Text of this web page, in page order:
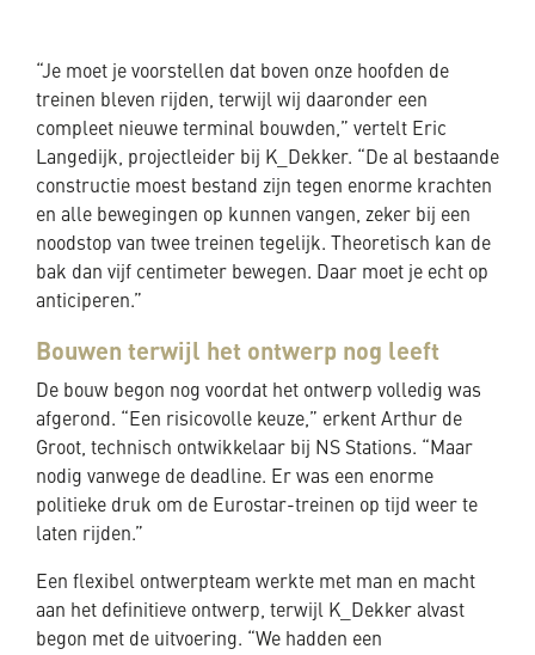
“Je moet je voorstellen dat boven onze hoofden de
treinen bleven rijden, terwijl wij daaronder een
compleet nieuwe terminal bouwden,” vertelt Eric
Langedijk, projectleider bij K_Dekker. “De al bestaande
constructie moest bestand zijn tegen enorme krachten
en alle bewegingen op kunnen vangen, zeker bij een
noodstop van twee treinen tegelijk. Theoretisch kan de
bak dan vijf centimeter bewegen. Daar moet je echt op
anticiperen.”
Bouwen terwijl het ontwerp nog leeft
De bouw begon nog voordat het ontwerp volledig was
afgerond. “Een risicovolle keuze,” erkent Arthur de
Groot, technisch ontwikkelaar bij NS Stations. “Maar
nodig vanwege de deadline. Er was een enorme
politieke druk om de Eurostar-treinen op tijd weer te
laten rijden.”
Een flexibel ontwerpteam werkte met man en macht
aan het definitieve ontwerp, terwijl K_Dekker alvast
begon met de uitvoering. “We hadden een